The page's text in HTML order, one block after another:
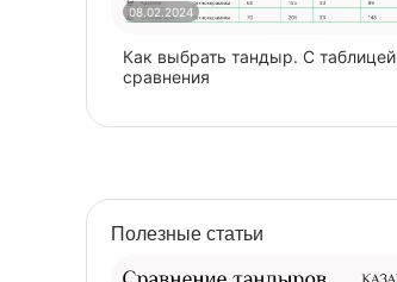
08.02.2024
Как выбрать тандыр. С таблицей
сравнения
Полезные статьи